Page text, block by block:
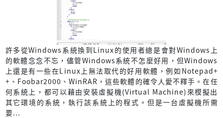
許多從Windows系統換到Linux的使用者總是會對Windows上
的軟體念念不忘，儘管Windows系統不怎麼好用，但Windows
上還是有一些在Linux上無法取代的好用軟體，例如Notepad+
+、Foobar2000、WinRAR，這些軟體的確令人愛不釋手。在任
何系統上，都可以藉由安裝虛擬機(Virtual Machine)來模擬出
其它環境的系統，執行該系統上的程式。但是一台虛擬機所需
要...